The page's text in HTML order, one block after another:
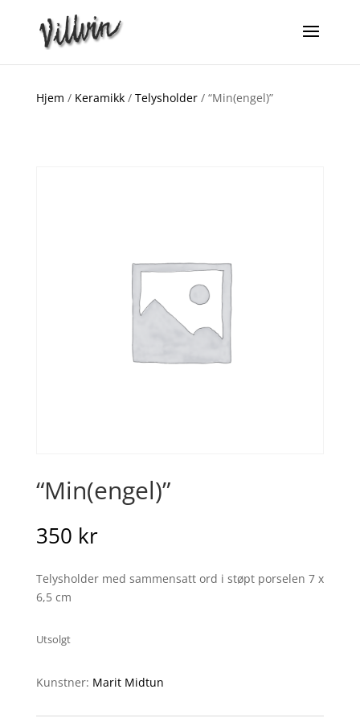
Hjem / Keramikk/ Telysholder/ “Min(engel)”
“Min(engel)”
350 kr
Telysholder med sammensatt ord i støpt porselen 7 x
6,5 cm
Utsolgt
Kunstner: Marit Midtun